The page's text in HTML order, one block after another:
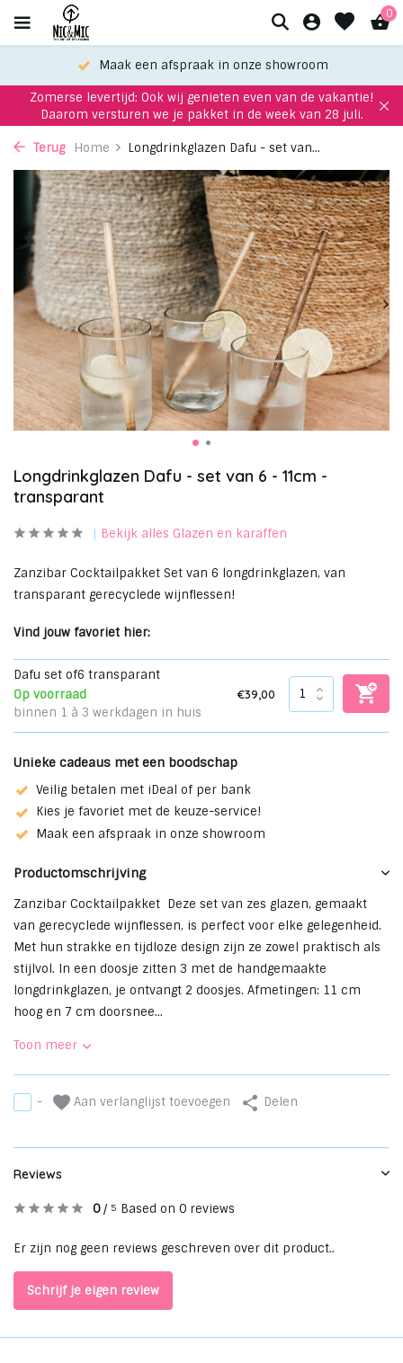
0
Maak een afspraak in onze showroom
Zomerse levertijd: Ook wij genieten even van de vakantie!
Daarom versturen we je pakket in de week van 28 juli.
Terug Home Longdrinkglazen Dafu - set van...
Longdrinkglazen Dafu - set van 6 - 11cm -
transparant
Bekijk alles Glazen en karaffen
Zanzibar Cocktailpakket Set van 6 longdrinkglazen, van
transparant gerecyclede wijnflessen!
Vind jouw favoriet hier:
Dafu set of6 transparant
Op voorraad
binnen 1 à 3 werkdagen in huis
€39,00
Unieke cadeaus met een boodschap
Veilig betalen met iDeal of per bank
Kies je favoriet met de keuze-service!
Maak een afspraak in onze showroom
Productomschrijving
Zanzibar Cocktailpakket Deze set van zes glazen, gemaakt
van gerecyclede wijnflessen, is perfect voor elke gelegenheid.
Met hun strakke en tijdloze design zijn ze zowel praktisch als
stijlvol. In een doosje zitten 3 met de handgemaakte
longdrinkglazen, je ontvangt 2 doosjes. Afmetingen: 11 cm
hoog en 7 cm doorsnee...
Toon meer
- Aan verlanglijst toevoegen Delen
Reviews
0/ 5 Based on 0 reviews
Er zijn nog geen reviews geschreven over dit product..
Schrijf je eigen review